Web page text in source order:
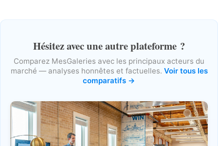
Hésitez avec une autre plateforme ?
Comparez MesGaleries avec les principaux acteurs du
marché — analyses honnêtes et factuelles. Voir tous les
comparatifs →